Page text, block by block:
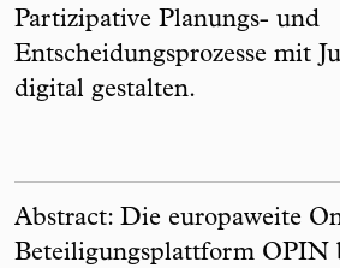
Partizipative Planungs- und
Entscheidungsprozesse mit
digital gestalten.
Abstract: Die europaweite
Beteiligungsplattform OPIN